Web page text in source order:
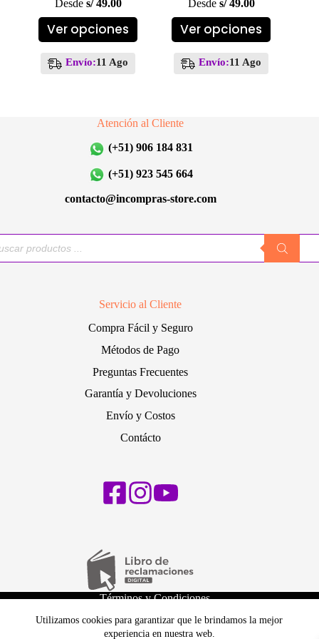
Utilizamos cookies para garantizar que le brindamos la mejor
experiencia en nuestra web.
Desde s/49.00
Ver opciones
Este
producto
múltiples
pueden
en
página
producto
Envío:11 Ago
Desde s/49.00
Ver opciones
Este
producto
múltiples
Envío:11 Ago
Atención al Cliente
(+51) 906 184 831
(+51) 923 545 664
contacto@incompras-store.com
Servicio al Cliente
Compra Fácil y Seguro
Métodos de Pago
Preguntas Frecuentes
Garantía y Devoluciones
Envío y Costos
Contácto
Términos y Condiciones
Política de cambios y devoluciones
Política de Envíos